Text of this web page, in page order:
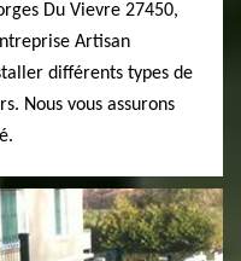
Du Vievre 27450,
Artisan
différents types de
Nous vous assurons